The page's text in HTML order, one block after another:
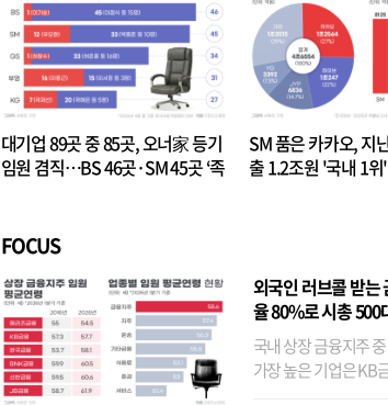
대기업 89곳 중 85곳, 오너家 등기
임원 겸직…BS 46곳·SM 45곳 ‘족
SM 품은 카카오, 지
출 1.2조원 '국내 1
FOCUS
외국인 러브콜 받
율 80%로 시총 500
국내 상장 금융지주
가장 높은 기업은 KB